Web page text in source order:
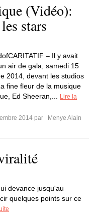
(Vidéo):
stars
– Il y avait
air de gala, samedi 15
2014, devant les studios
fine fleur de la musique
Ed Sheeran,...
Lire la
2014 par
Menye Alain
devance jusqu'au
quelques points sur ce